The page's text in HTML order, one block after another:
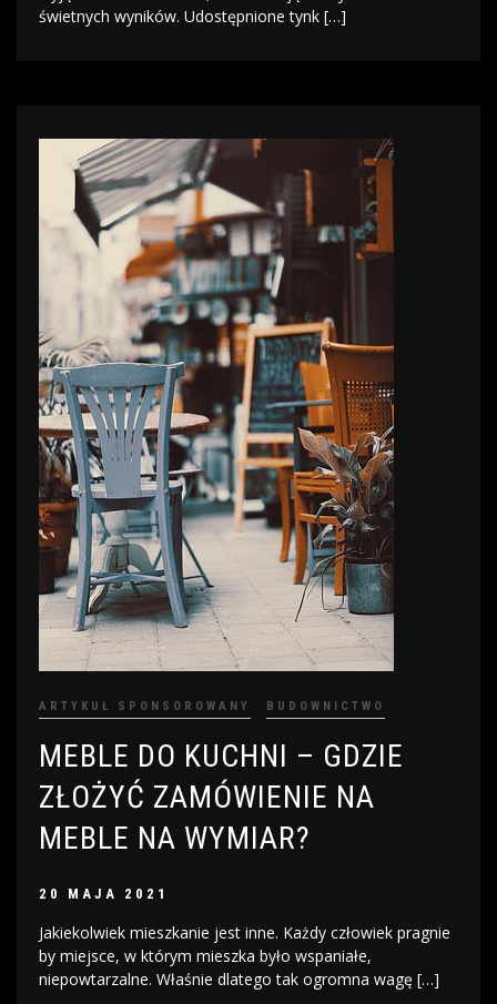
świetnych wyników. Udostępnione tynk […]
ARTYKUŁ SPONSOROWANY BUDOWNICTWO
MEBLE DO KUCHNI – GDZIE
ZŁOŻYĆ ZAMÓWIENIE NA
MEBLE NA WYMIAR?
20 MAJA 2021
Jakiekolwiek mieszkanie jest inne. Każdy człowiek pragnie
by miejsce, w którym mieszka było wspaniałe,
niepowtarzalne. Właśnie dlatego tak ogromna wagę […]